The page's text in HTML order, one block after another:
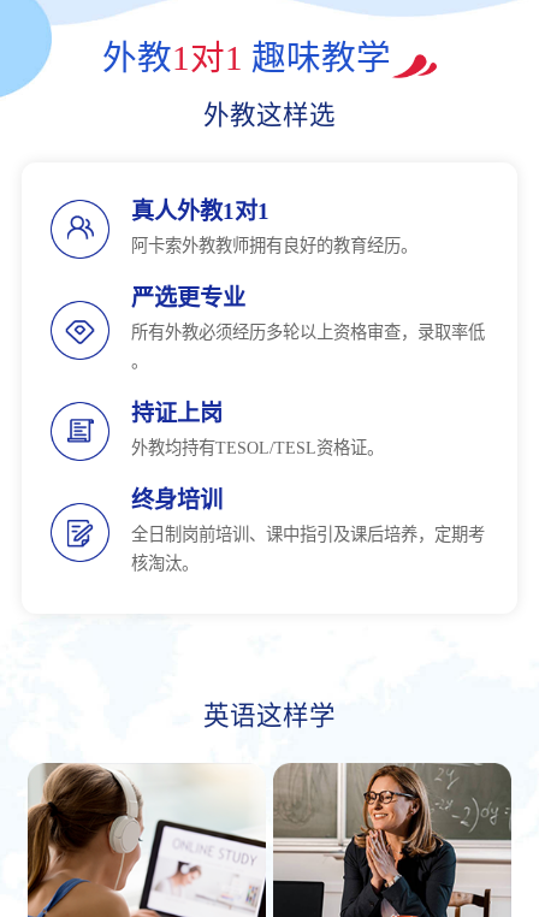
外教1对1 趣味教学
外教这样选
真人外教1对1
阿卡索外教教师拥有良好的教育经历。
严选更专业
所有外教必须经历多轮以上资格审查，录取率低
。
持证上岗
外教均持有TESOL/TESL资格证。
终身培训
全日制岗前培训、课中指引及课后培养，定期考
核淘汰。
英语这样学